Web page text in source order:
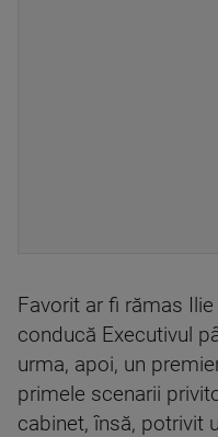
Favorit ar fi rămas
conducă Executivul
urma, apoi, un
primele scenarii
cabinet, însă, potrivit